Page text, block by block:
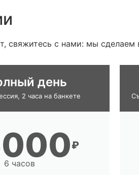
свяжитесь с нами: мы
день
2 часа на банкете
₽
6 часов